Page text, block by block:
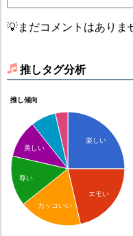
💡まだコメントはありま
推しタグ分析
推し傾向
楽しい
エモい
美しい
尊い
カッコいい